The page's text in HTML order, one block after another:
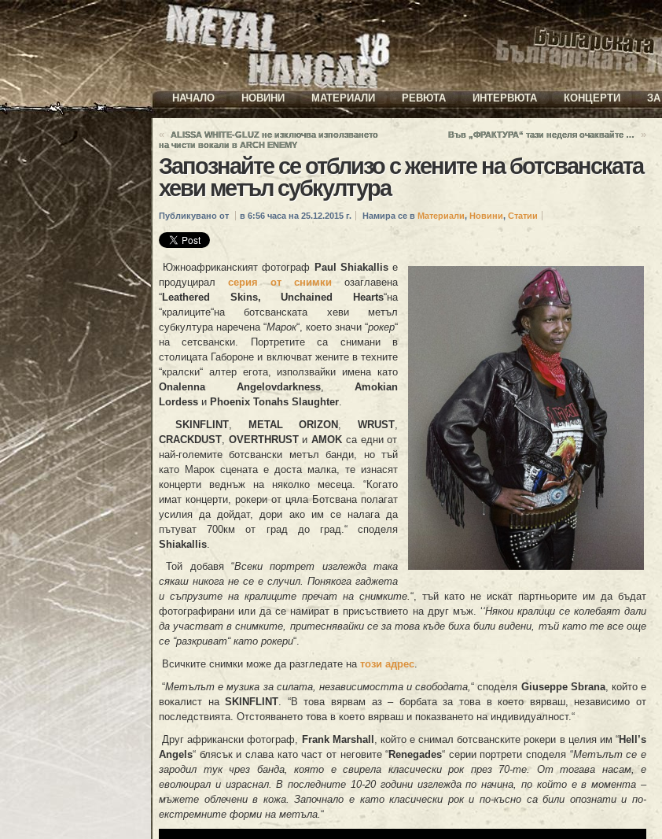
НАЧАЛО НОВИНИ МАТЕРИАЛИ РЕВЮТА ИНТЕРВЮТА КОНЦЕРТИ
«
ALISSA WHITE-GLUZ не изключва използването
на чисти вокали в ARCH ENEMY
Във „ФРАКТУРА“ тази неделя очаквайте … »
Запознайте се отблизо с жените на ботсванската
хеви метъл субкултура
Публикувано от в 6:56 часа на 25.12.2015 г. Намира се в Материали, Новини, Статии
Южноафриканският фотограф Paul Shiakallisе
продуцирал серия от снимки озаглавена
“ Leathered Skins, Unchained Hearts“на
“кралиците“на ботсванската хеви метъл
субкултура наречена “Марок“, което значи “рокер“
на сетсвански. Портретите са снимани в
столицата Габороне и включват жените в техните
“кралски“ алтер егота, използвайки имена като
Onalenna Angelovdarkness, Amokian
Lordess и Phoenix Tonahs Slaughter
SKINFLINT, METAL ORIZON WRUST
CRACKDUST OVERTHRUSTиAMOK са едни от
най-големите ботсвански метъл банди, но тъй
като Марок сцената е доста малка, те изнасят
концерти веднъж на няколко месеца. “Когато
имат концерти, рокери от цяла Ботсвана полагат
усилия да дойдат, дори ако им се налага да
пътуват 700км от град до град.“ споделя
Shiakallis
Той добавя “Всеки портрет изглежда така
сякаш никога не се е случил. Понякога гаджета
и съпрузите на кралиците пречат на снимките.“, тъй като не искат партньорите им да бъдат
фотографирани или да се намират в присъствието на друг мъж. ‘‘Някои кралици се колебаят дали
да участват в снимките, притеснявайки се за това къде биха били видени, тъй като те все още
се “разкриват“ като рокери“.
Всичките снимки може да разгледате на този адрес.
“Метълът е музика за силата, независимостта и свободата,“ споделя Giuseppe Sbrana, който е
вокалист наSKINFLINT . “В това вярвам аз – борбата за това в което вярваш, независимо от
последствията. Отстояването това в което вярваш и показването на индивидуалност.“
Друг африкански фотограф, Frank Marshall , който е снимал ботсванските рокери в целия им “Hell’s
Angels“ блясък и слава като част от неговите “Renegades“ серии портрети споделя “Метълът се е
зародил тук чрез банда, която е свирела класически рок през 70-те. От тогава насам, е
еволюирал и израснал. В последните 10-20 години изглежда по начина, по който е в момента –
мъжете облечени в кожа. Започнало е като класически рок и по-късно са били опознати и по-
екстремните форми на метъла. “